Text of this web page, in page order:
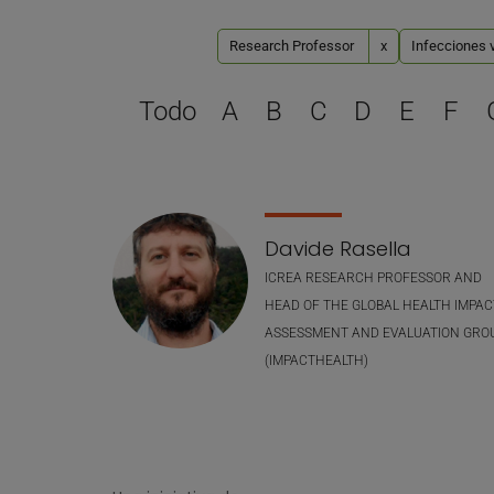
Research Professor x Infecciones
Todo A B C D E F
Lista de personal
Davide Rasella
ICREA RESEARCH PROFESSOR AND
HEAD OF THE GLOBAL HEALTH
ASSESSMENT AND EVALUATION
(IMPACTHEALTH)